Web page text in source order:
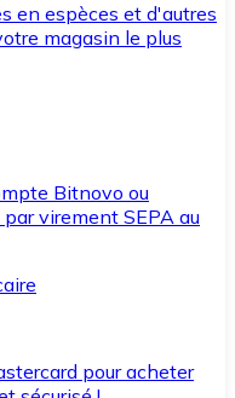
en espèces et d'autres
magasin le plus
Bitnovo ou
virement SEPA au
pour acheter